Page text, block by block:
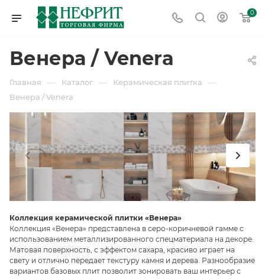
0
Венера / Venera
Главная — Каталог — Керамическая плитка —
Венера / Venera
Коллекция керамической плитки «Венера»
Коллекция «Венера» представлена в серо-коричневой гамме с
использованием металлизированного спецматериала на декоре.
Матовая поверхность, с эффектом сахара, красиво играет на
свету и отлично передает текстуру камня и дерева. Разнообразие
вариантов базовых плит позволит зонировать ваш интерьер с